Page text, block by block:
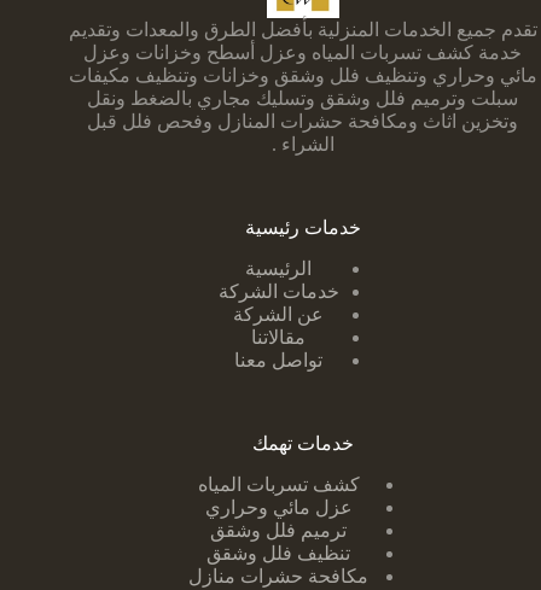
تقدم جميع الخدمات المنزلية بأفضل الطرق والمعدات وتقديم
خدمة كشف تسربات المياه وعزل أسطح وخزانات وعزل
مائي وحراري وتنظيف فلل وشقق وخزانات وتنظيف مكيفات
سبلت وترميم فلل وشقق وتسليك مجاري بالضغط ونقل
وتخزين اثاث ومكافحة حشرات المنازل وفحص فلل قبل
الشراء .
خدمات رئيسية
الرئيسية
خدمات الشركة
عن الشركة
مقالاتنا
تواصل معنا
خدمات تهمك
كشف تسربات ا لمياه
عزل مائي وحراري
ترميم فلل وشقق
تنظيف فلل وشقق
مكافحة حشرات منازل